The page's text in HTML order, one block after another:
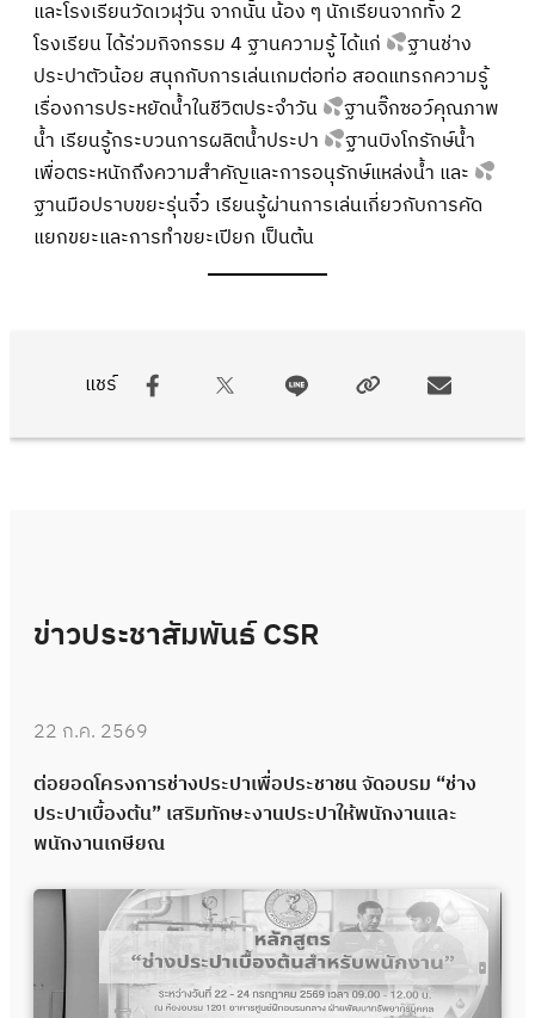
แชร์
และโรงเรียนวัดเวฬุวัน จากนั้น น้อง ๆ นักเรียนจากทั้ง 2
โรงเรียน ได้ร่วมกิจกรรม 4 ฐานความรู้ ได้แก่
ฐานช่าง
ประปาตัวน้อย สนุกกับการเล่นเกมต่อท่อ สอดแทรกความรู้
เรื่องการประหยัดน้ำในชีวิตประจำวัน
ฐานจิ๊กซอว์คุณภาพ
น้ำ เรียนรู้กระบวนการผลิตน้ำประปา
ฐานบิงโกรักษ์น้ำ
เพื่อตระหนักถึงความสำคัญและการอนุรักษ์แหล่งน้ำ และ
ฐานมือปราบขยะรุ่นจิ๋ว เรียนรู้ผ่านการเล่นเกี่ยวกับการคัด
แยกขยะและการทำขยะเปียก เป็นต้น
ข่าวประชาสัมพันธ์ CSR
22 ก.ค. 2569
ต่อยอดโครงการช่างประปาเพื่อประชาชน จัดอบรม “ช่าง
ประปาเบื้องต้น” เสริมทักษะงานประปาให้พนักงานและ
พนักงานเกษียณ